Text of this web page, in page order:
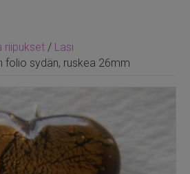
riipukset / Lasi
folio sydän, ruskea 26mm